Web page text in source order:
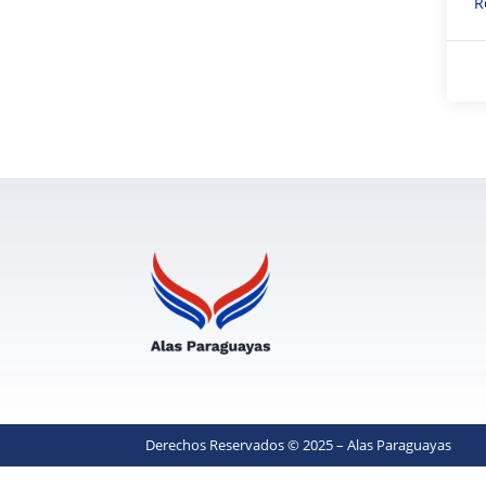
Derechos Reservados © 2025 – Alas Paraguayas